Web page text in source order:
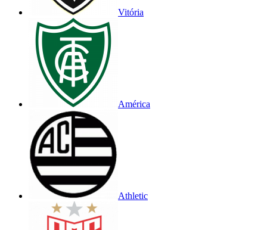
Vitória
América
Athletic